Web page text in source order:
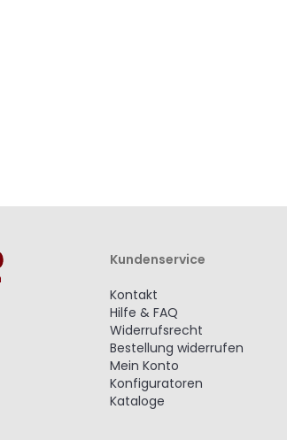
Kundenservice
Kontakt
Hilfe & FAQ
Widerrufsrecht
Bestellung widerrufen
Mein Konto
Konfiguratoren
Kataloge